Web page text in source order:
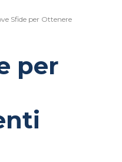
Sfide per Ottenere
per